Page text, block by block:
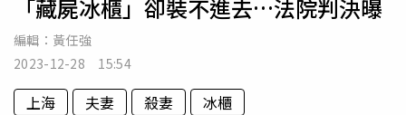
「藏屍冰櫃」卻裝不進去…法院判決曝
編輯： 黃任強
2023-12-28 15:54
上海 夫妻 殺妻 冰櫃